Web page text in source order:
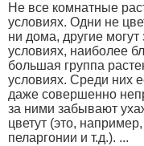
Не все комнатные
условиях. Одни не
ни дома, другие
условиях, наиболее
большая группа
условиях. Среди них
даже совершенно
за ними забывают
цветут (это,
пеларгонии и т.д.). ...